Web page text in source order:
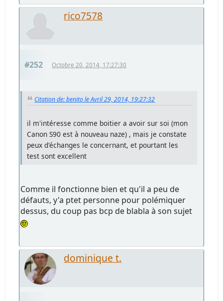
rico7578
#252 Octobre 20, 2014, 17:27:30
Citation de: benito le Avril 29, 2014, 19:27:32
il m'intéresse comme boitier a avoir sur soi (mon
Canon S90 est à nouveau naze) , mais je constate
peux d'échanges le concernant, et pourtant les
test sont excellent
Comme il fonctionne bien et qu'il a peu de
défauts, y'a ptet personne pour polémiquer
dessus, du coup pas bcp de blabla à son sujet
dominique t.